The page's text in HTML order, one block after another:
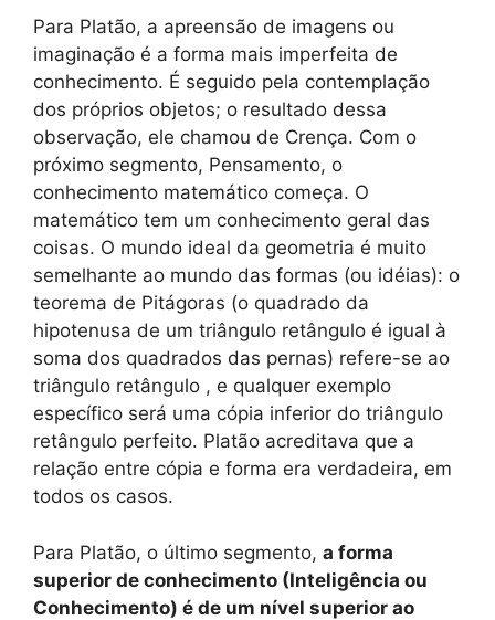
Para Platão, a apreensão de imagens ou
imaginação é a forma mais imperfeita de
conhecimento. É seguido pela contemplação
dos próprios objetos; o resultado dessa
observação, ele chamou de Crença. Com o
próximo segmento, Pensamento, o
conhecimento matemático começa. O
matemático tem um conhecimento geral das
coisas. O mundo ideal da geometria é muito
semelhante ao mundo das formas (ou idéias): o
teorema de Pitágoras (o quadrado da
hipotenusa de um triângulo retângulo é igual à
soma dos quadrados das pernas) refere-se ao
triângulo retângulo , e qualquer exemplo
específico será uma cópia inferior do triângulo
retângulo perfeito. Platão acreditava que a
relação entre cópia e forma era verdadeira, em
todos os casos.
Para Platão, o último segmento, a forma
superior de conhecimento (Inteligência ou
Conhecimento) é de um nível superior ao